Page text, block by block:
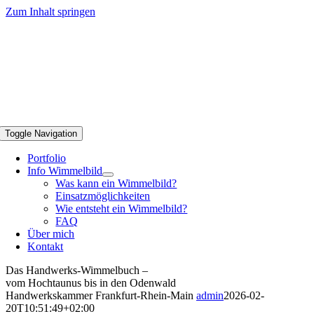
Zum Inhalt springen
Toggle Navigation
Portfolio
Info Wimmelbild
Was kann ein Wimmelbild?
Einsatzmöglichkeiten
Wie entsteht ein Wimmelbild?
FAQ
Über mich
Kontakt
Das Handwerks-Wimmelbuch –
vom Hochtaunus bis in den Odenwald
Handwerkskammer Frankfurt-Rhein-Main admin2026-02-
20T10:51:49+02:00